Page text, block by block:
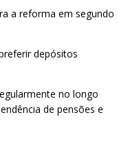
a reforma em segundo
depósitos
no longo
de pensões e